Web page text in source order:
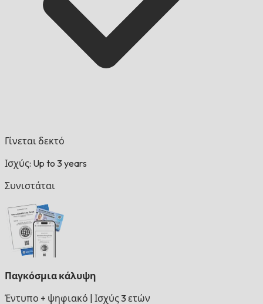
Γίνεται δεκτό
Ισχύς: Up to 3 years
Συνιστάται
Παγκόσμια κάλυψη
Έντυπο + ψηφιακό Ισχύς 3 ετών